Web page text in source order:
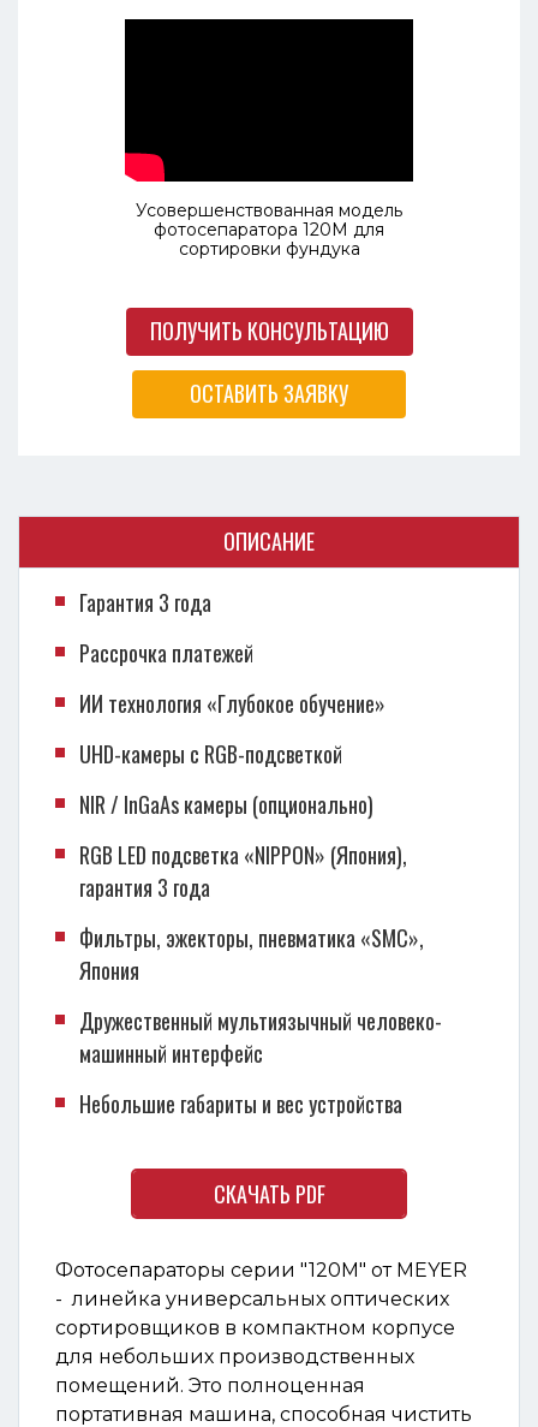
Усовершенствованная модель
фотосепаратора 120М для
сортировки фундука
ПОЛУЧИТЬ КОНСУЛЬТАЦИЮ
ОСТАВИТЬ ЗАЯВКУ
ОПИСАНИЕ
Гарантия 3 года
Рассрочка платежей
ИИ технология «Глубокое обучение»
UHD-камеры с RGB-подсветкой
NIR / InGaAs камеры (опционально)
RGB LED подсветка «NIPPON» (Япония),
гарантия 3 года
Фильтры, эжекторы, пневматика «SMC»,
Япония
Дружественный мультиязычный человеко-
машинный интерфейс
Небольшие габариты и вес устройства
СКАЧАТЬ PDF
Фотосепараторы серии "120М" от MEYER
- линейка универсальных оптических
сортировщиков в компактном корпусе
для небольших производственных
помещений. Это полноценная
портативная машина, способная чистить